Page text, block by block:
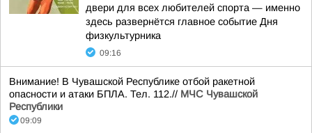
двери для всех любителей спорта — именно
здесь развернётся главное событие Дня
физкультурника
09:16
Внимание! В Чувашской Республике отбой ракетной
опасности и атаки БПЛА. Тел. 112.// МЧС Чувашской
Республики
09:09